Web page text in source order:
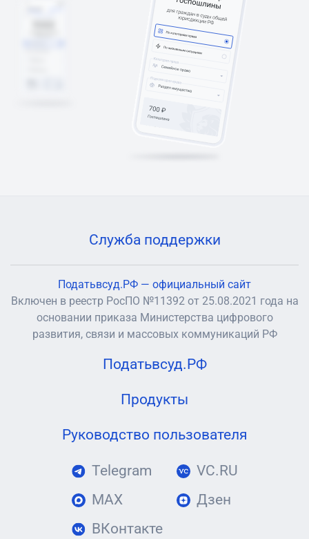
Служба поддержки
Податьвсуд.РФ — официальный сайт
Включен в реестр РосПО №11392 от 25.08.2021 года на
основании приказа Министерства цифрового
развития, связи и массовых коммуникаций РФ
Податьвсуд.РФ
Продукты
Руководство пользователя
Telegram
MAX
ВКонтакте
VC.RU
Дзен